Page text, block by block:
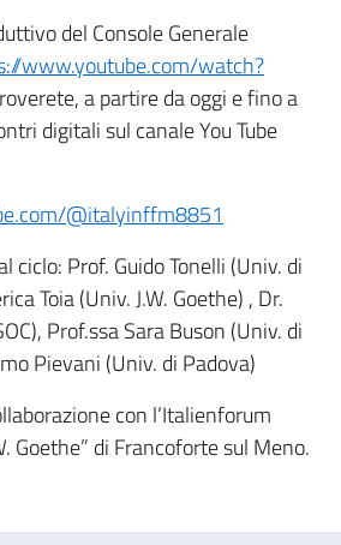
del Console Generale
www.youtube.com/watch?
a partire da oggi e fino a
digitali sul canale You Tube
@italyinffm8851
ciclo: Prof. Guido Tonelli (Univ. di
Toia (Univ. J.W. Goethe) , Dr.
Prof.ssa Sara Buson (Univ. di
Pievani (Univ. di Padova)
con l’Italienforum
Goethe” di Francoforte sul Meno.